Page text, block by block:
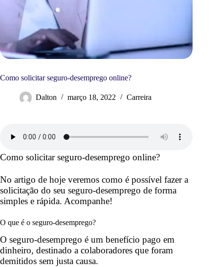
Como solicitar seguro-desemprego online?
Dalton março 18, 2022 Carreira
Como solicitar seguro-desemprego online?
No artigo de hoje veremos como é possível fazer a
solicitação do seu seguro-desemprego de forma
simples e rápida. Acompanhe!
O que é o seguro-desemprego?
O seguro-desemprego é um benefício pago em
dinheiro, destinado a colaboradores que foram
demitidos sem justa causa.